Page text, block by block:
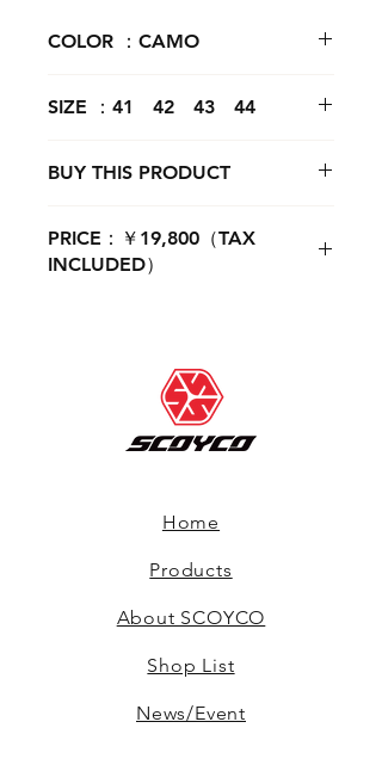
COLOR ：CAMO
SIZE ：41 42 43 44
BUY THIS PRODUCT
PRICE：￥19,800（TAX
INCLUDED）
Home
Products
About SCOYCO
Shop List
News/Event